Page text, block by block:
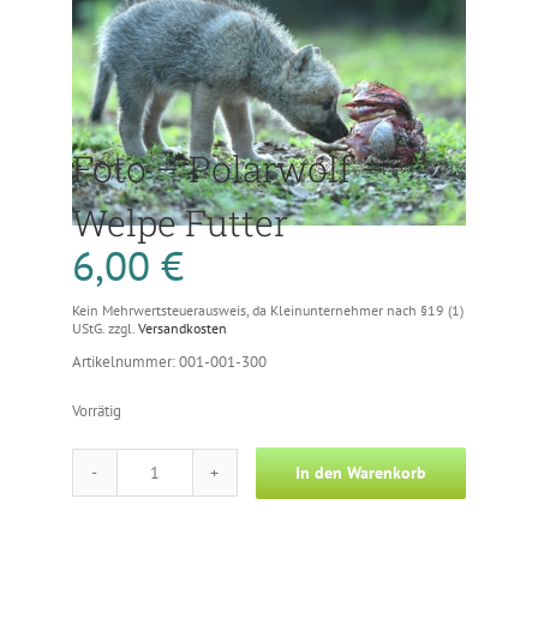
Foto – Polarwolf –
Welpe Futter
6,00 €
Kein Mehrwertsteuerausweis, da Kleinunternehmer nach §19 (1)
UStG. zzgl. Versandkosten
Artikelnummer: 001-001-300
Vorrätig
Foto
In den Warenkorb